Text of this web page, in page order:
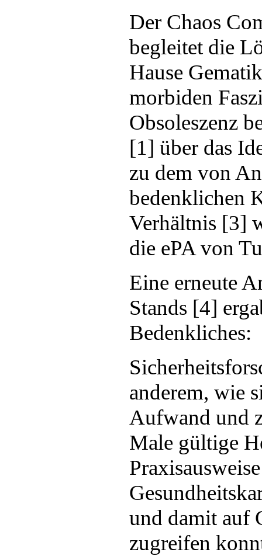
Der Chaos
begleitet die
Hause
morbiden
Obsoleszenz
[1] über das
zu dem von
bedenklichen
Verhältnis [3]
die ePA von
Eine erneute
Stands [4]
Bedenkliches:
anderem, wie
Aufwand und
Male gültige
und damit auf
zugreifen